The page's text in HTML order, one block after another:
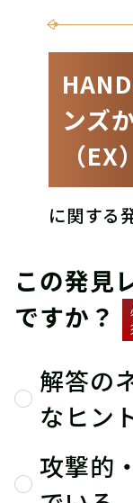
ンズ
（EX）
に関する
この発見
ですか？
解答の
なヒン
攻撃的